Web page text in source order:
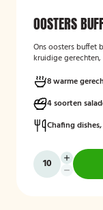
OOSTERS
Ons oosters buffet
kruidige
gevarieerd aanbod
Mogelijk te
8 warme
4 soorten
Chafing